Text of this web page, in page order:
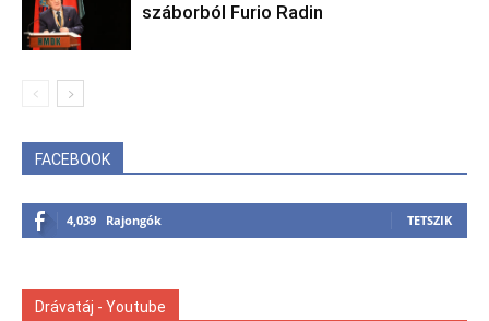
száborból Furio Radin
FACEBOOK
4,039 Rajongók TETSZIK
Drávatáj - Youtube